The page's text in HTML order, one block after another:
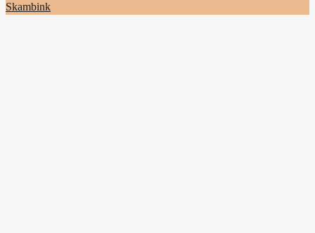
Skambink